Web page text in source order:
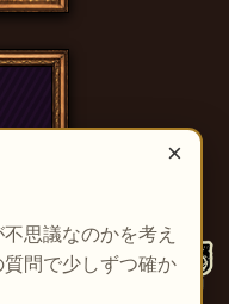
×
思議なのかを考え
問で少しずつ確か